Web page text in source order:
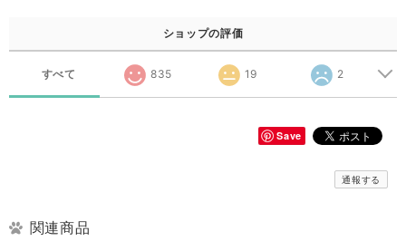
ショップの評価
すべて 835 19 2
Save
通報する
関連商品